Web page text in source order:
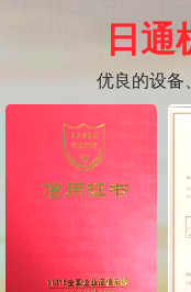
日通
优良的设备